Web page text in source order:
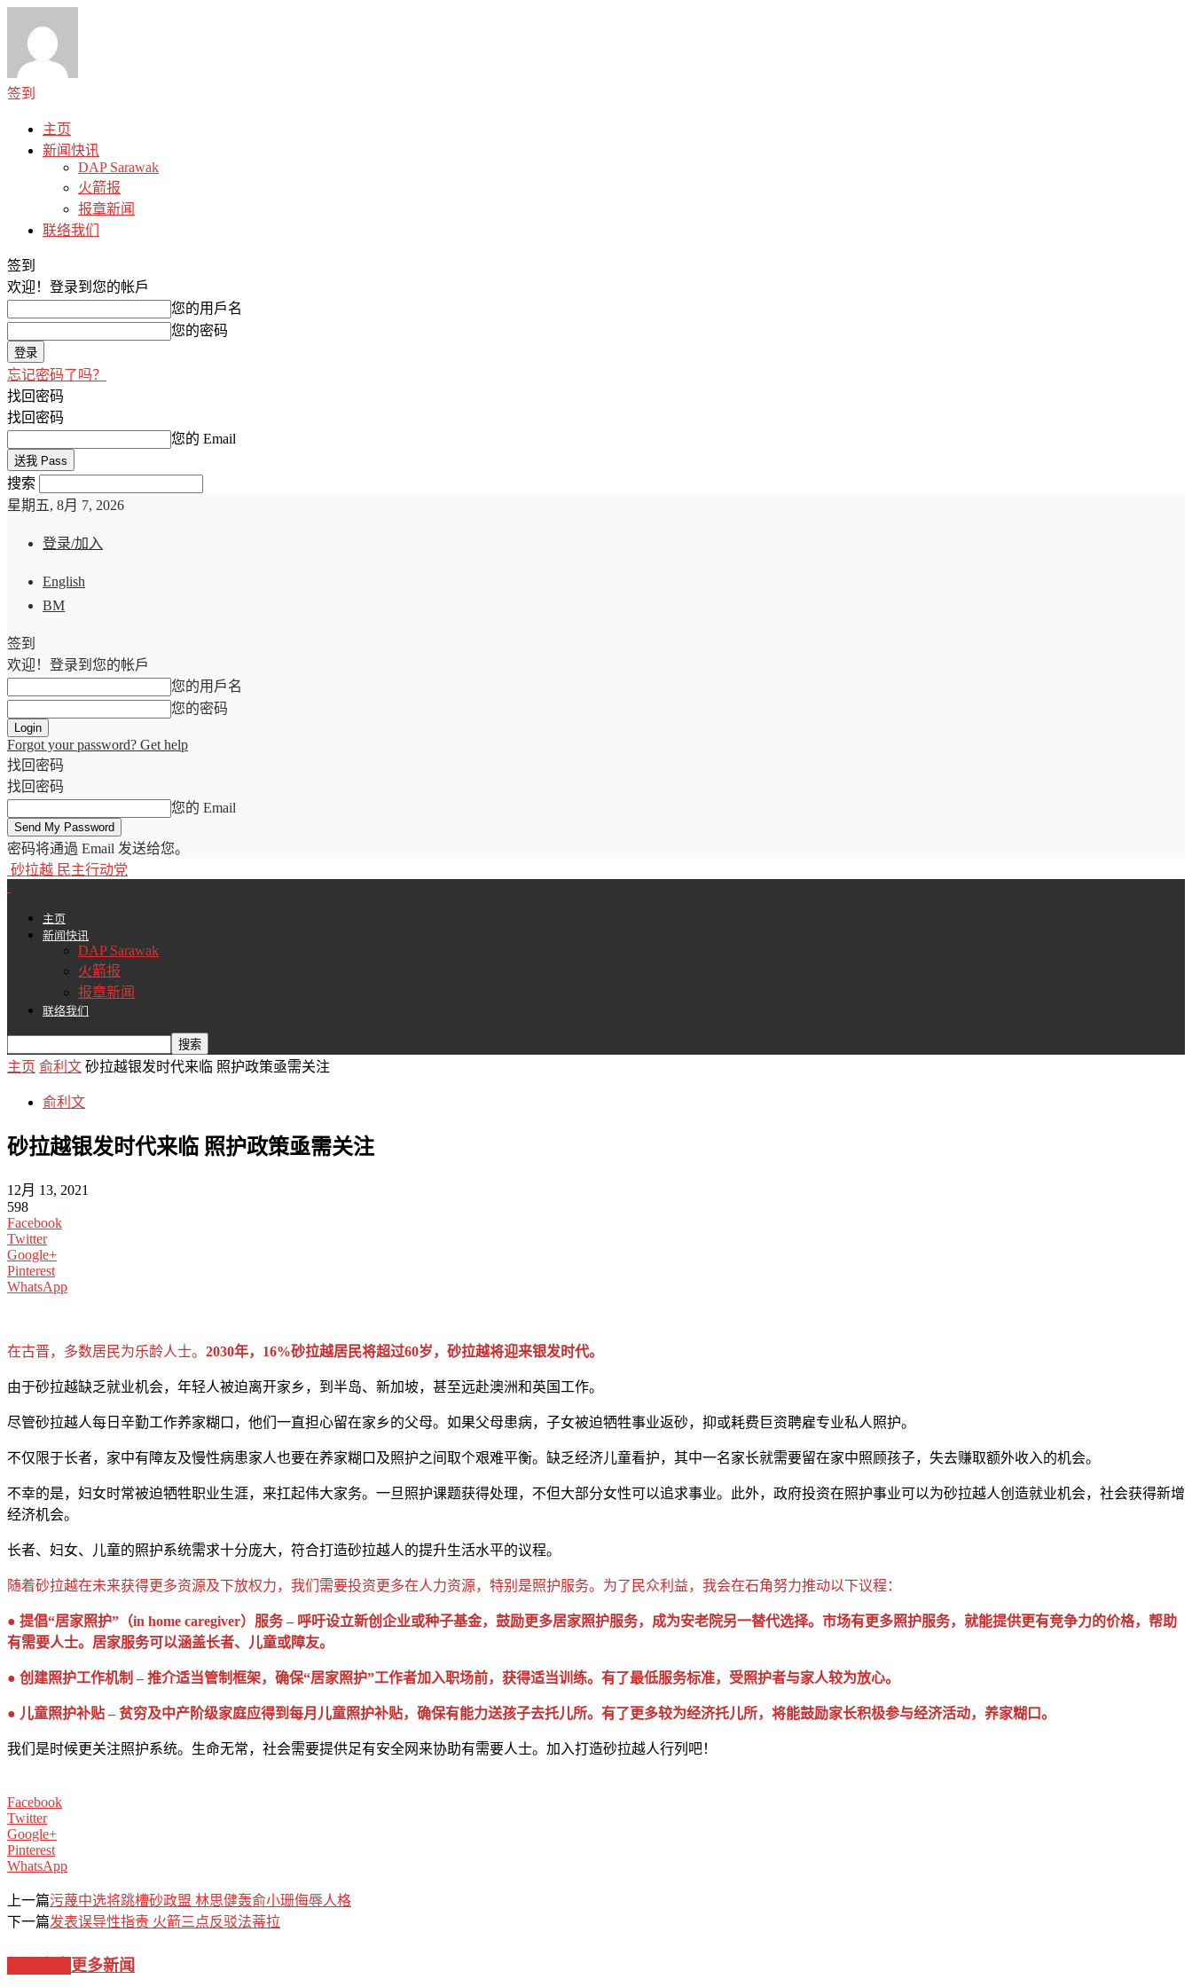
签到
主页
新闻快讯
DAP Sarawak
火箭报
报章新闻
联络我们
签到
欢迎！ 登录到您的帐戶
您的用戶名
您的密码
忘记密码了吗？
找回密码
找回密码
您的 Email
搜索
星期五, 8月 7, 2026
登录/加入
English
BM
签到
欢迎！登录到您的帐戶
您的用戶名
您的密码
Forgot your password? Get help
找回密码
找回密码
您的 Email
密码将通過 Email 发送给您。
砂拉越 民主行动党
主页
新闻快讯
DAP Sarawak
火箭报
报章新闻
联络我们
主页 俞利文 砂拉越银发时代来临 照护政策亟需关注
俞利文
砂拉越银发时代来临 照护政策亟需关注
12月 13, 2021
598
Facebook
Twitter
Google+
Pinterest
WhatsApp
在古晋，多数居民为乐龄人士。 2030年，16%砂拉越居民将超过60岁，砂拉越将迎来银发时代。
由于砂拉越缺乏就业机会，年轻人被迫离开家乡，到半岛、新加坡，甚至远赴澳洲和英国工作。
尽管砂拉越人每日辛勤工作养家糊口，他们一直担心留在家乡的父母。如果父母患病，子女被迫牺牲事业返砂，抑或耗费巨资聘雇专业私人照护。
不仅限于长者，家中有障友及慢性病患家人也要在养家糊口及照护之间取个艰难平衡。缺乏经济儿童看护，其中一名家长就需要留在家中照顾孩子，失去赚取额外收入的机会。
不幸的是，妇女时常被迫牺牲职业生涯，来扛起伟大家务。一旦照护课题获得处理，不但大部分女性可以追求事业。此外，政府投资在照护事业可以为砂拉越人创造就业机会，社会获得新增
经济机会。
长者、妇女、儿童的照护系统需求十分庞大，符合打造砂拉越人的提升生活水平的议程。
随着砂拉越在未来获得更多资源及下放权力，我们需要投资更多在人力资源，特别是照护服务。为了民众利益，我会在石角努力推动以下议程：
● 提倡“居家照护”（in home caregiver）服务 – 呼吁设立新创企业或种子基金，鼓励更多居家照护服务，成为安老院另一替代选择。市场有更多照护服务，就能提供更有竞争力的价格，帮助
有需要人士。居家服务可以涵盖长者、儿童或障友。
● 创建照护工作机制 – 推介适当管制框架，确保“居家照护”工作者加入职场前，获得适当训练。有了最低服务标准，受照护者与家人较为放心。
● 儿童照护补贴 – 贫穷及中产阶级家庭应得到每月儿童照护补贴，确保有能力送孩子去托儿所。有了更多较为经济托儿所，将能鼓励家长积极参与经济活动，养家糊口。
我们是时候更关注照护系统。生命无常，社会需要提供足有安全网来协助有需要人士。加入打造砂拉越人行列吧！
Facebook
Twitter
Google+
Pinterest
WhatsApp
上一篇污蔑中选将跳槽砂政盟 林思健轰俞小珊侮辱人格
下一篇发表误导性指责 火箭三点反驳法蒂拉
更多新闻